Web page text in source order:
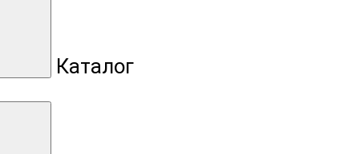
Каталог